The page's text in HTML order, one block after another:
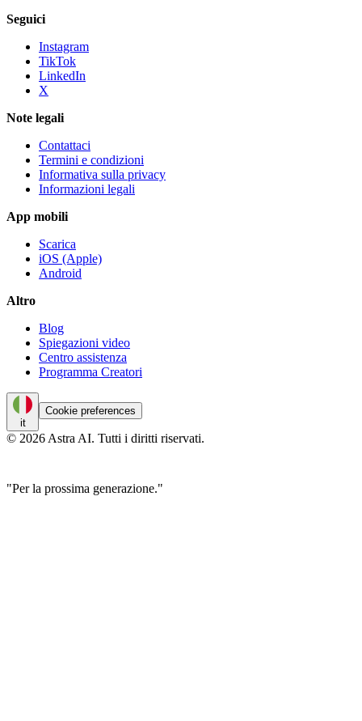
Seguici
Instagram
TikTok
LinkedIn
X
Note legali
Contattaci
Termini e condizioni
Informativa sulla privacy
Informazioni legali
App mobili
Scarica
iOS (Apple)
Android
Altro
Blog
Spiegazioni video
Centro assistenza
Programma Creatori
it
Cookie preferences
© 2026 Astra AI. Tutti i diritti riservati.
"Per la prossima generazione."